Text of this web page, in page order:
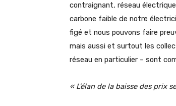
contraignant, réseau
carbone faible de notre
figé et nous pouvons faire
mais aussi et surtout les
réseau en particulier – sont
« L’élan de la baisse des prix